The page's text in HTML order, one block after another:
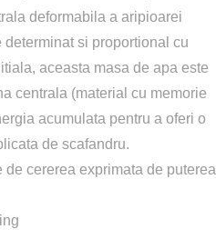
deformabila a aripioarei
si proportional cu
aceasta masa de apa este
centrala (material cu memorie
acumulata pentru a oferi o
de scafandru.
cererea exprimata de puterea